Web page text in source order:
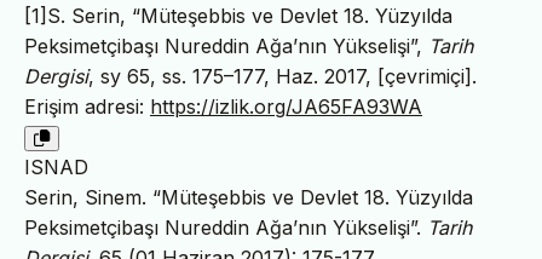
[1]S. Serin, “Müteşebbis ve Devlet 18. Yüzyılda
Peksimetçibaşı Nureddin Ağa’nın Yükselişi”, Tarih
Dergisi, sy 65, ss. 175–177, Haz. 2017, [çevrimiçi].
Erişim adresi: https://izlik.org/JA65FA93WA
ISNAD
Serin, Sinem. “Müteşebbis ve Devlet 18. Yüzyılda
Peksimetçibaşı Nureddin Ağa’nın Yükselişi”. Tarih